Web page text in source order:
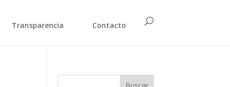
Transparencia Contacto